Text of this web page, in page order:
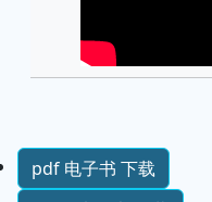
pdf 电子书 下载